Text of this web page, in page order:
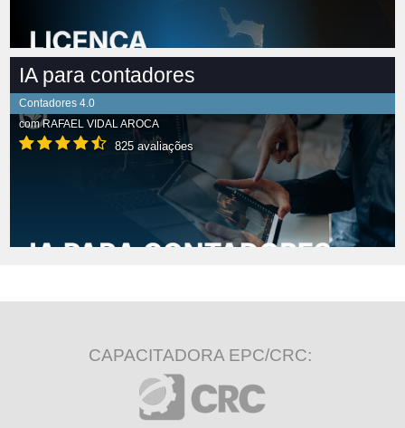
IA para contadores
Contadores 4.0
comRAFAEL VIDAL AROCA
825 avaliações
CAPACITADORA EPC/CRC: